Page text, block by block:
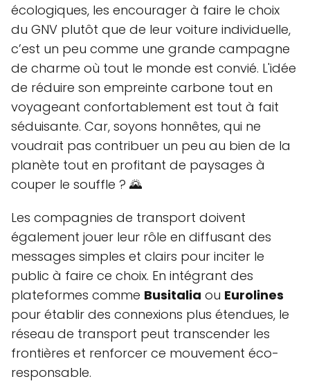
écologiques, les encourager à faire le choix
du GNV plutôt que de leur voiture individuelle,
c’est un peu comme une grande campagne
de charme où tout le monde est convié. L'idée
de réduire son empreinte carbone tout en
voyageant confortablement est tout à fait
séduisante. Car, soyons honnêtes, qui ne
voudrait pas contribuer un peu au bien de la
planète tout en profitant de paysages à
couper le souffle ? 🌄
Les compagnies de transport doivent
également jouer leur rôle en diffusant des
messages simples et clairs pour inciter le
public à faire ce choix. En intégrant des
plateformes comme Busitalia ou Eurolines
pour établir des connexions plus étendues, le
réseau de transport peut transcender les
frontières et renforcer ce mouvement éco-
responsable.